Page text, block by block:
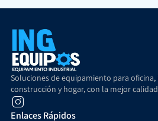
Soluciones de equipamiento para
construcción y hogar, con la mejor
Enlaces Rápidos